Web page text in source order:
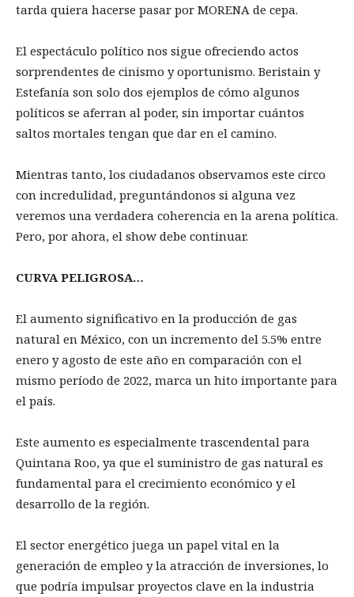
tarda quiera hacerse pasar por MORENA de cepa.
El espectáculo político nos sigue ofreciendo actos
sorprendentes de cinismo y oportunismo. Beristain y
Estefanía son solo dos ejemplos de cómo algunos
políticos se aferran al poder, sin importar cuántos
saltos mortales tengan que dar en el camino.
Mientras tanto, los ciudadanos observamos este circo
con incredulidad, preguntándonos si alguna vez
veremos una verdadera coherencia en la arena política.
Pero, por ahora, el show debe continuar.
CURVA PELIGROSA…
El aumento significativo en la producción de gas
natural en México, con un incremento del 5.5% entre
enero y agosto de este año en comparación con el
mismo período de 2022, marca un hito importante para
el país.
Este aumento es especialmente trascendental para
Quintana Roo, ya que el suministro de gas natural es
fundamental para el crecimiento económico y el
desarrollo de la región.
El sector energético juega un papel vital en la
generación de empleo y la atracción de inversiones, lo
que podría impulsar proyectos clave en la industria